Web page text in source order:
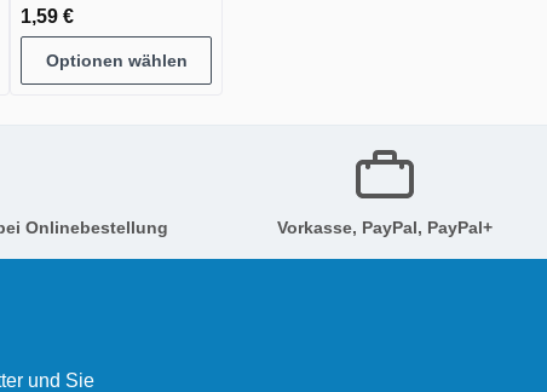
1,59 €
Optionen wählen
Onlinebestellung Vorkasse, PayPal, PayPal+
und Sie